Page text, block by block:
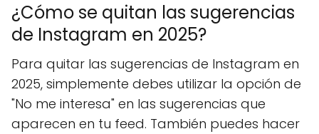
¿Cómo se quitan las sugerencias
de Instagram en 2025?
Para quitar las sugerencias de Instagram en
2025, simplemente debes utilizar la opción de
"No me interesa" en las sugerencias que
aparecen en tu feed. También puedes hacer